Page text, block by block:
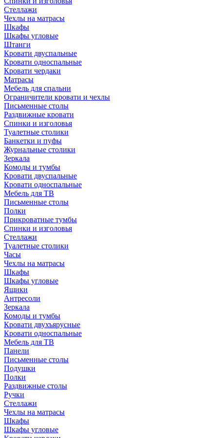
Стеллажи
Чехлы на матрасы
Шкафы
Шкафы угловые
Штанги
Кровати двуспальные
Кровати односпальные
Кровати чердаки
Матрасы
Мебель для спальни
Ограничители кровати и чехлы
Письменные столы
Раздвижные кровати
Спинки и изголовья
Туалетные столики
Банкетки и пуфы
Журнальные столики
Зеркала
Комоды и тумбы
Кровати двуспальные
Кровати односпальные
Мебель для ТВ
Письменные столы
Полки
Прикроватные тумбы
Спинки и изголовья
Стеллажи
Туалетные столики
Часы
Чехлы на матрасы
Шкафы
Шкафы угловые
Ящики
Антресоли
Зеркала
Комоды и тумбы
Кровати двухъярусные
Кровати односпальные
Мебель для ТВ
Панели
Письменные столы
Подушки
Полки
Раздвижные столы
Ручки
Стеллажи
Чехлы на матрасы
Шкафы
Шкафы угловые